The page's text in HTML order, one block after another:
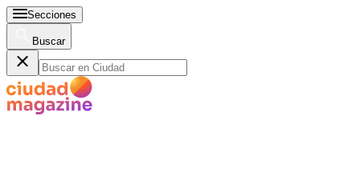
Secciones
Buscar